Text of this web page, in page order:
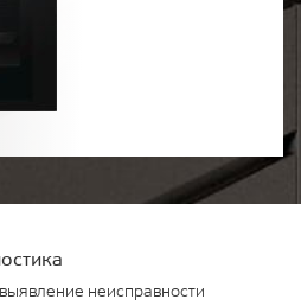
неисправности